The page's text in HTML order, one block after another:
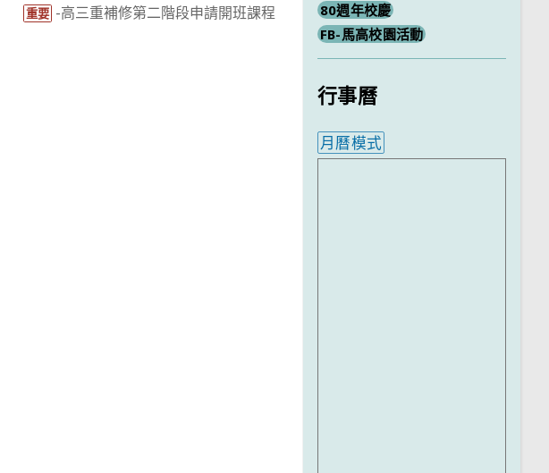
重要 -高三重補修第二階段申請開班課程
80週年校慶
FB-馬高校園活動
行事曆
月曆模式